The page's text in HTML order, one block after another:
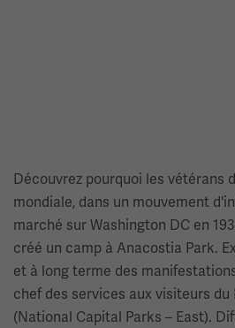
Découvrez pourquoi les vétérans
mondiale, dans un mouvement
marché sur Washington DC en
créé un camp à Anacostia Park.
et à long terme des
chef des services aux visiteurs
(National Capital Parks – East).